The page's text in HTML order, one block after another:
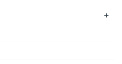
+